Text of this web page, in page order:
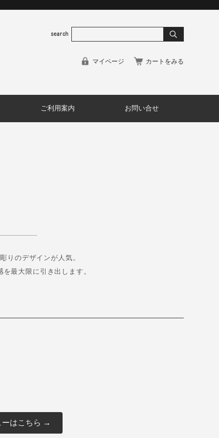
マイページ カートをみる
ご利用案内 お問い合せ
りのデザインが人気。
最大限に引き出します。
ーはこちら →